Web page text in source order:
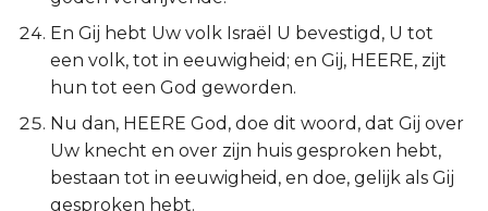
En Gij hebt Uw volk Israël U bevestigd, U tot
een volk, tot in eeuwigheid; en Gij, HEERE, zijt
hun tot een God geworden.
Nu dan, HEERE God, doe dit woord, dat Gij over
Uw knecht en over zijn huis gesproken hebt,
bestaan tot in eeuwigheid, en doe, gelijk als Gij
gesproken hebt.